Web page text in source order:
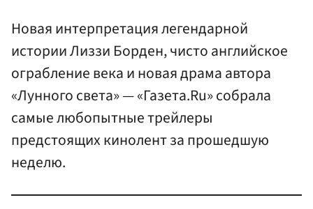
Новая интерпретация легендарной
истории Лиззи Борден, чисто английское
ограбление века и новая драма автора
«Лунного света» — «Газета.Ru» собрала
самые любопытные трейлеры
предстоящих кинолент за прошедшую
неделю.